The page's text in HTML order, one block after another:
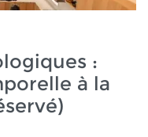
:
à la